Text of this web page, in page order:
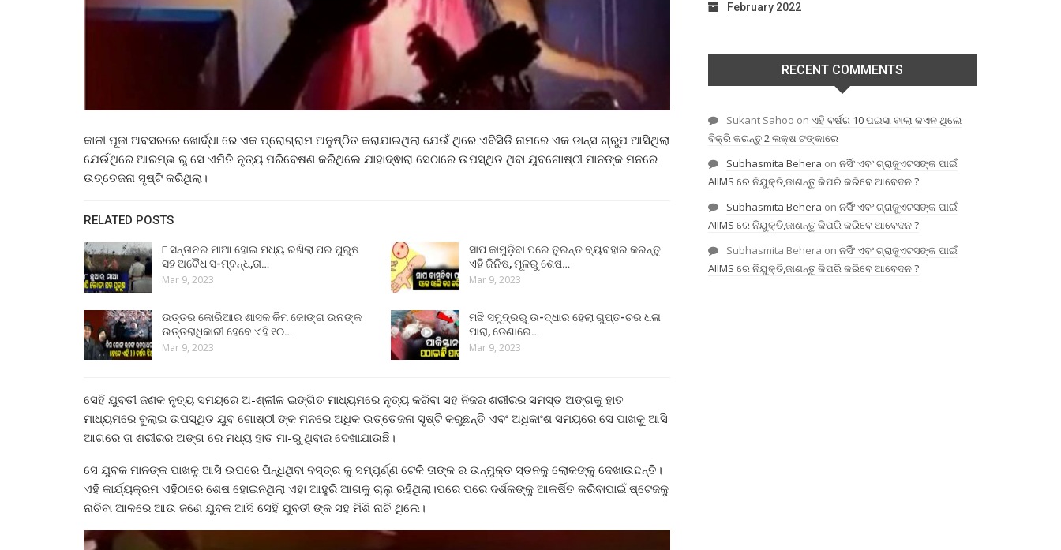
କାଳୀ ପୂଜା ଅବସରରେ ଖୋର୍ଦ୍ଧା ରେ ଏକ ପ୍ରୋଗ୍ରାମ ଅନୁଷ୍ଠିତ କରାଯାଇଥିଲା ଯେଉଁ ଥିରେ ଏବିସିଡି ନାମରେ ଏକ ଡାନ୍ସ ଗ୍ରୁପ ଆସିଥିଲା
ଯେଉଁଥିରେ ଆରମ୍ଭ ରୁ ସେ ଏମିତି ନୃତ୍ୟ ପରିବେଷଣ କରିଥିଲେ ଯାହାଦ୍ଵାରା ସେଠାରେ ଉପସ୍ଥିତ ଥିବା ଯୁବଗୋଷ୍ଠୀ ମାନଙ୍କ ମନରେ
ଉତ୍ତେଜନା ସୃଷ୍ଟି କରିଥିଲା।
RELATED POSTS
୮ ସନ୍ତାନର ମାଆ ହୋଇ ମଧ୍ୟ ରଖିଲା ପର ପୁରୁଷ
ସହ ଅବୈଧ ସ-ମ୍ବନ୍ଧ,ତା…
Mar 9, 2023
ସାପ କାମୁଡ଼ିବା ପରେ ତୁରନ୍ତ ବ୍ୟବହାର କରନ୍ତୁ
ଏହି ଜିନିଷ, ମୂଳରୁ ଶେଷ…
Mar 9, 2023
ଉତ୍ତର କୋରିଆର ଶାସକ କିମ ଜୋଙ୍ଗ ଉନଙ୍କ
ଉତ୍ତରାଧିକାରୀ ହେବେ ଏହି ୧୦…
Mar 9, 2023
ମଝି ସମୁଦ୍ରରୁ ଉ-ଦ୍ଧାର ହେଲା ଗୁପ୍ତ-ଚର ଧଳା
ପାରା, ଡେଣାରେ…
Mar 9, 2023
ସେହି ଯୁବତୀ ଜଣକ ନୃତ୍ୟ ସମୟରେ ଅ-ଶ୍ଳୀଳ ଇଙ୍ଗିତ ମାଧ୍ୟମରେ ନୃତ୍ୟ କରିବା ସହ ନିଜର ଶରୀରର ସମସ୍ତ ଅଙ୍ଗକୁ ହାତ
ମାଧ୍ୟମରେ ବୁଲାଇ ଉପସ୍ଥିତ ଯୁବ ଗୋଷ୍ଠୀ ଙ୍କ ମନରେ ଅଧିକ ଉତ୍ତେଜନା ସୃଷ୍ଟି କରୁଛନ୍ତି ଏବଂ ଅଧିକାଂଶ ସମୟରେ ସେ ପାଖକୁ ଆସି
ଆଗରେ ତା ଶରୀରର ଅଙ୍ଗ ରେ ମଧ୍ୟ ହାତ ମା-ରୁ ଥିବାର ଦେଖାଯାଉଛି।
ସେ ଯୁବକ ମାନଙ୍କ ପାଖକୁ ଆସି ଉପରେ ପିନ୍ଧିଥିବା ବସ୍ତ୍ର କୁ ସମ୍ପୂର୍ଣ୍ଣ ଟେକି ତାଙ୍କ ର ଉନ୍ମୁକ୍ତ ସ୍ତନକୁ ଲୋକଙ୍କୁ ଦେଖାଉଛନ୍ତି।
ଏହି କାର୍ଯ୍ୟକ୍ରମ ଏହିଠାରେ ଶେଷ ହୋଇନଥିଲା ଏହା ଆହୁରି ଆଗକୁ ଚାଲୁ ରହିଥିଲା।ପରେ ପରେ ଦର୍ଶକଙ୍କୁ ଆକର୍ଷିତ କରିବାପାଇଁ ଷ୍ଟେଜକୁ
ନାଚିବା ଆଳରେ ଆଉ ଜଣେ ଯୁବକ ଆସି ସେହି ଯୁବତୀ ଙ୍କ ସହ ମିଶି ନାଚି ଥିଲେ।
February 2022
RECENT COMMENTS
Sukant Sahoo on ଏହି ବର୍ଷର 10 ପଇସା ବାଲା କଏନ ଥିଲେ
ବିକ୍ରି କରନ୍ତୁ 2 ଲକ୍ଷ ଟଙ୍କାରେ
Subhasmita Behera on ନର୍ସିଂ ଏବଂ ଗ୍ରାଜୁଏଟସଙ୍କ ପାଇଁ
AIIMS ରେ ନିଯୁକ୍ତି,ଜାଣନ୍ତୁ କିପରି କରିବେ ଆବେଦନ ?
Subhasmita Behera on ନର୍ସିଂ ଏବଂ ଗ୍ରାଜୁଏଟସଙ୍କ ପାଇଁ
AIIMS ରେ ନିଯୁକ୍ତି,ଜାଣନ୍ତୁ କିପରି କରିବେ ଆବେଦନ ?
Subhasmita Behera on ନର୍ସିଂ ଏବଂ ଗ୍ରାଜୁଏଟସଙ୍କ ପାଇଁ
AIIMS ରେ ନିଯୁକ୍ତି,ଜାଣନ୍ତୁ କିପରି କରିବେ ଆବେଦନ ?